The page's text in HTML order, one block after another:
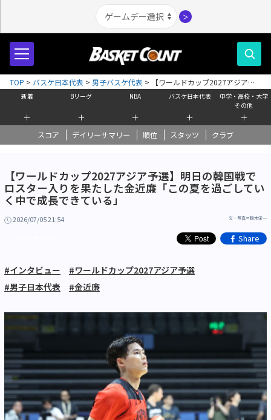
＞
新着
＋
Bリーグ
＋
NBA
＋
バスケ日本代表
＋
中学・高校・大学
その他
＋
スコア デイリーサマリー 順位 スタッツ クラブ
TOP > バスケ日本代表 > 男子バスケ代表 >
【ワールドカップ2027アジア予
選】明日の韓国戦でロスター入りを果たした金近廉「この夏を過ごしていく
中で成長できている」
【ワールドカップ2027アジア予選】明日の韓国戦で
ロスター入りを果たした金近廉「この夏を過ごしてい
く中で成長できている」
2026/07/05 21:54 文・写真＝鈴木栄一
Share
#インタビュー
#ワールドカップ2027アジア予選
#男子日本代表
#金近廉